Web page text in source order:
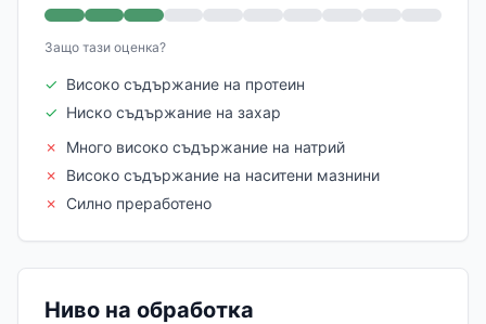
Защо тази оценка?
✓ Високо съдържание на протеин
✓ Ниско съдържание на захар
✗
Много високо съдържание на натрий
✗
Високо съдържание на наситени мазнини
✗
Силно преработено
Ниво на обработка